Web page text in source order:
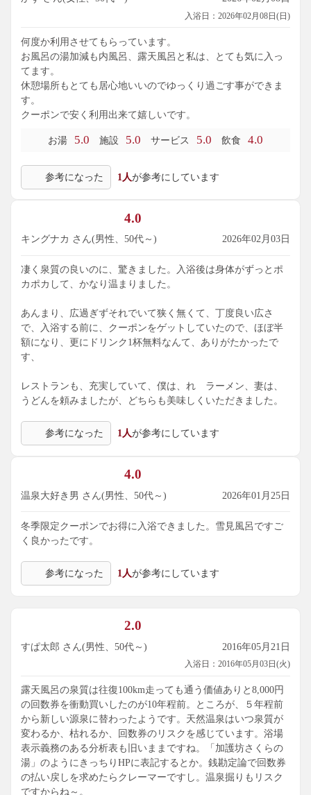
入浴日：2026年02月08日(日)
何度か利用させてもらっています。
お風呂の湯加減も内風呂、露天風呂と私は、とても気に入っ
てます。
休憩場所もとても居心地いいのでゆっくり過ごす事ができま
す。
クーポンで安く利用出来て嬉しいです。
お湯 5.0 施設 5.0 サービス 5.0 飲食 4.0
参考になった 1人が参考にしています
4.0
キングナカ さん(男性、50代～) 2026年02月03日
凄く泉質の良いのに、驚きました。入浴後は身体がずっとポ
カポカして、かなり温まりました。
あんまり、広過ぎずそれでいて狭く無くて、丁度良い広さ
で、入浴する前に、クーポンをゲットしていたので、ほぼ半
額になり、更にドリンク1杯無料なんて、ありがたかったで
す、
レストランも、充実していて、僕は、れ ラーメン、妻は、
うどんを頼みましたが、どちらも美味しくいただきました。
参考になった 1人が参考にしています
4.0
温泉大好き男 さん(男性、50代～) 2026年01月25日
冬季限定クーポンでお得に入浴できました。雪見風呂ですご
く良かったです。
参考になった 1人が参考にしています
2.0
すぱ太郎 さん(男性、50代～) 2016年05月21日
入浴日：2016年05月03日(火)
露天風呂の泉質は往復100km走っても通う価値ありと8,000円
の回数券を衝動買いしたのが10年程前。ところが、５年程前
から新しい源泉に替わったようです。天然温泉はいつ泉質が
変わるか、枯れるか、回数券のリスクを感じています。浴場
表示義務のある分析表も旧いままですね。「加護坊さくらの
湯」のようにきっちりHPに表記するとか。銭勘定論で回数券
の払い戻しを求めたらクレーマーですし。温泉掘りもリスク
ですからね～。